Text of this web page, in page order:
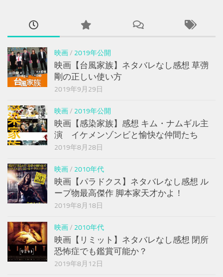
映画/ 2019年公開
映画【台風家族】ネタバレなし感想 草彅
剛の正しい使い方
2019年9月29日
映画/ 2019年公開
映画【感染家族】感想 キム・ナムギル主
演 イケメンゾンビと愉快な仲間たち
2019年8月28日
映画/ 2010年代
映画【パラドクス】ネタバレなし感想 ル
ープ物最高傑作 脚本家天才かよ！
2019年8月18日
映画/ 2010年代
映画【リミット】ネタバレなし感想 閉所
恐怖症でも鑑賞可能か？
2019年8月12日